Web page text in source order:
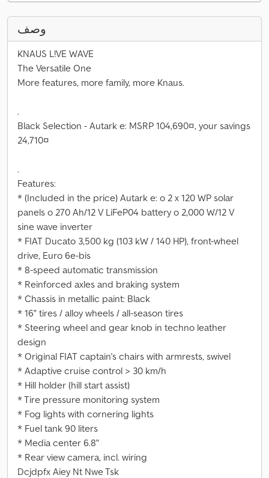
وصف
KNAUS L!VE WAVE
The Versatile One
More features, more family, more Knaus.
.
Black Selection - Autark e: MSRP 104,690¤, your savings
24,710¤
.
Features:
* (Included in the price) Autark e: o 2 x 120 WP solar
panels o 270 Ah/12 V LiFeP04 battery o 2,000 W/12 V
sine wave inverter
* FIAT Ducato 3,500 kg (103 kW / 140 HP), front-wheel
drive, Euro 6e-bis
* 8-speed automatic transmission
* Reinforced axles and braking system
* Chassis in metallic paint: Black
* 16" tires / alloy wheels / all-season tires
* Steering wheel and gear knob in techno leather
design
* Original FIAT captain's chairs with armrests, swivel
* Adaptive cruise control > 30 km/h
* Hill holder (hill start assist)
* Tire pressure monitoring system
* Fog lights with cornering lights
* Fuel tank 90 liters
* Media center 6.8"
* Rear view camera, incl. wiring
Dcjdpfx Aiey Nt Nwe Tsk